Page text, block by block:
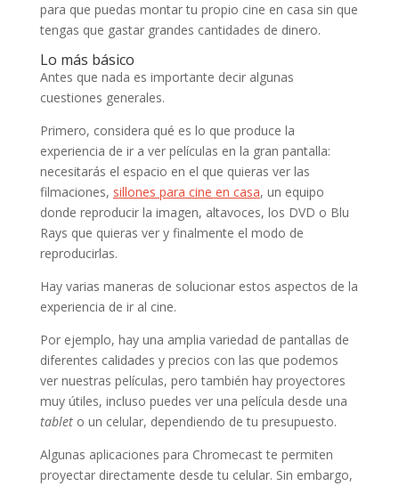
para que puedas montar tu propio cine en casa sin que
tengas que gastar grandes cantidades de dinero.
Lo más básico
Antes que nada es importante decir algunas
cuestiones generales.
Primero, considera qué es lo que produce la
experiencia de ir a ver películas en la gran pantalla:
necesitarás el espacio en el que quieras ver las
filmaciones, sillones para cine en casa, un equipo
donde reproducir la imagen, altavoces, los DVD o Blu
Rays que quieras ver y finalmente el modo de
reproducirlas.
Hay varias maneras de solucionar estos aspectos de la
experiencia de ir al cine.
Por ejemplo, hay una amplia variedad de pantallas de
diferentes calidades y precios con las que podemos
ver nuestras películas, pero también hay proyectores
muy útiles, incluso puedes ver una película desde una
tablet o un celular, dependiendo de tu presupuesto.
Algunas aplicaciones para Chromecast te permiten
proyectar directamente desde tu celular. Sin embargo,